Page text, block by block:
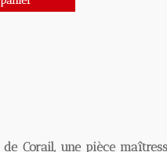
, une pièce maîtresse